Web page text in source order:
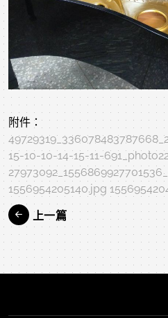
附件：
15-10-10-14-15-11-
1556954205140.jpg
上一篇